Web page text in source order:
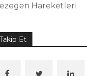
Hareketleri
Et